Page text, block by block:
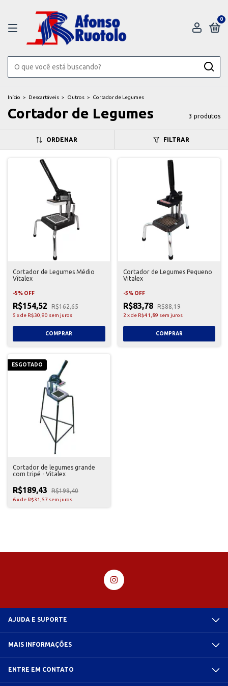
0
Início > Descartáveis > Outros > Cortador de Legumes
Cortador de Legumes 3 produtos
ORDENAR FILTRAR
Cortador de Legumes Médio
Vitalex
-5% OFF
R$154,52 R$162,65
5 xde R$30,90 sem juros
Cortador de Legumes Pequeno
Vitalex
-5% OFF
R$83,78 R$88,19
2 xde R$41,89 sem juros
ESGOTADO
Cortador de legumes grande
com tripé - Vitalex
R$189,43 R$199,40
6xde R$31,57 sem juros
AJUDA E SUPORTE
MAIS INFORMAÇÕES
ENTRE EM CONTATO